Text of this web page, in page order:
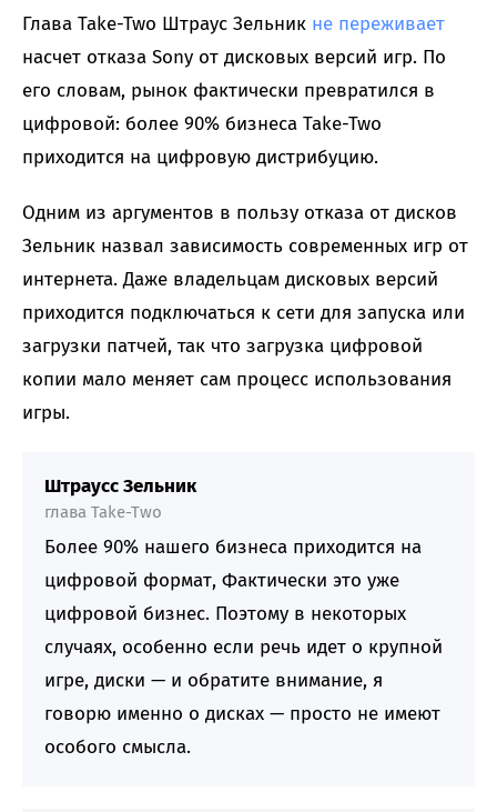
Глава Take-Two Штраус Зельник не переживает
насчет отказа Sony от дисковых версий игр. По
его словам, рынок фактически превратился в
цифровой: более 90% бизнеса Take-Two
приходится на цифровую дистрибуцию.
Одним из аргументов в пользу отказа от дисков
Зельник назвал зависимость современных игр от
интернета. Даже владельцам дисковых версий
приходится подключаться к сети для запуска или
загрузки патчей, так что загрузка цифровой
копии мало меняет сам процесс использования
игры.
Штраусс Зельник
глава Take-Two
Более 90% нашего бизнеса приходится на
цифровой формат, Фактически это уже
цифровой бизнес. Поэтому в некоторых
случаях, особенно если речь идет о крупной
игре, диски — и обратите внимание, я
говорю именно о дисках — просто не имеют
особого смысла.